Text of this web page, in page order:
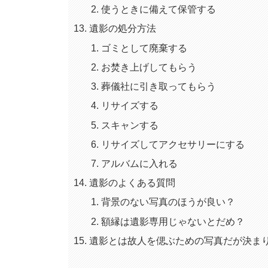
使うときに備えて保管する
遺影の処分方法
ゴミとして廃棄する
お焚き上げしてもらう
葬儀社に引き取ってもらう
リサイズする
スキャンする
リサイズしてアクセサリーにする
アルバムに入れる
遺影のよくある質問
背景のない写真のほうが良い？
額縁は遺影専用じゃないとだめ？
遺影とは故人を偲ぶための写真だが決ま